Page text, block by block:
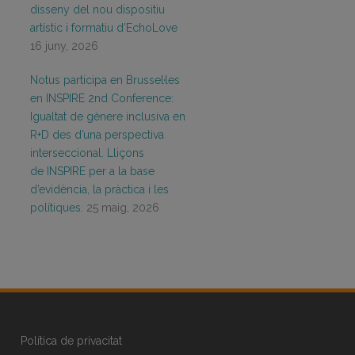
disseny del nou dispositiu
artístic i formatiu d’EchoLove
16 juny, 2026
Notus participa en Brussel·les
en INSPIRE 2nd Conference:
Igualtat de gènere inclusiva en
R+D des d’una perspectiva
interseccional. Lliçons
de INSPIRE per a la base
d’evidència, la pràctica i les
polítiques. 25 maig, 2026
Política de privacitat